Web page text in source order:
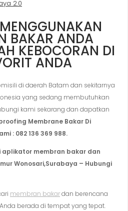
2.0
BAKAR ANDA
KEBOCORAN DI
ANDA
di daerah Batam dan sekitarnya
yang sedang membutuhkan
kami sekarang dan dapatkan
Membrane Bakar Di
: 082 136 369 988.
aplikator membran bakar dan
Wonosari,Surabaya – Hubungi
membran bakardan berencana
berada di tempat yang tepat.